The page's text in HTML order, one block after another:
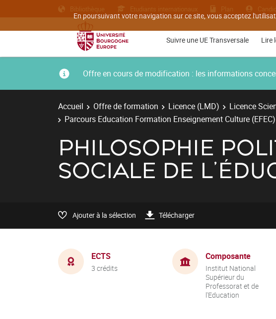
En poursuivant votre navigation sur ce site, vous acceptez
Bibliothèque Etudiants internationaux Plan
Suivre une UE Transversale Lire
Offre en cours de modification : les informations
Accueil Offre de formation Licence (LMD)
Licence
Parcours Education Formation Enseignement Culture (EFEC)
PHILOSOPHIE
SOCIALE DE
Ajouter à la sélection Télécharger
ECTS
3 crédits
Composante
Institut National
Supérieur du
Professorat et de
l'Education